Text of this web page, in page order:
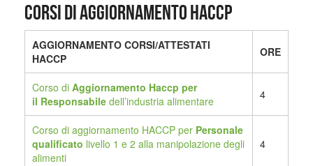
Corsi di aggiornamento HACCP
AGGIORNAMENTO CORSI/ATTESTATI
HACCP
ORE
Corso di Aggiornamento Haccp per
il Responsabile dell’industria alimentare 4
Corso di aggiornamento HACCP per Personale
qualificato livello 1 e 2 alla manipolazione degli
alimenti
4